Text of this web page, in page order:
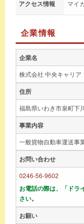
アクセス情報 マイ
企業情報
企業名
株式会社 中央キャリア
住所
福島県いわき市泉町下
事業内容
一般貨物自動車運送事
お問い合わせ
0246-56-9602
お電話の際は、「ドラ
さい。
お願い